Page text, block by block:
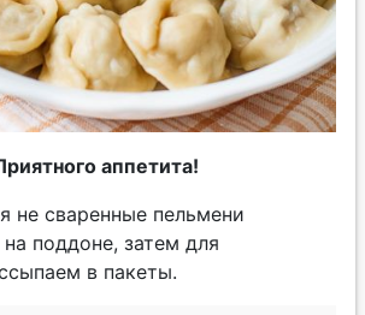
аппетита!
не сваренные пельмени
поддоне, затем для
в пакеты.